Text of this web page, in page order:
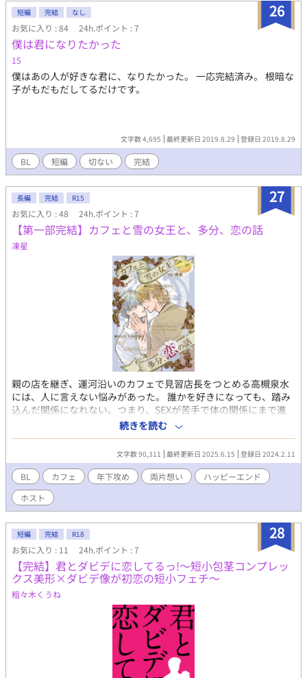
大鷲さんhttps://twitter.com/owsup1 に描いていただきました。
こちらでも公開始めました。
https://kakuyomu.jp/works/16817330667285886701
https://story.nola-novel.com/novel/N-74ae54ad-34d6-4e7c-
873c-db2e91ce40f0
26
短編 完結 なし
お気に入り : 84 24h.ポイント : 7
僕は君になりたかった
15
僕はあの人が好きな君に、なりたかった。 一応完結済み。 根暗な
子がもだもだしてるだけです。
文字数 4,695 最終更新日 2019.8.29 登録日 2019.8.29
BL 短編 切ない 完結
27
長編 完結 R15
お気に入り : 48 24h.ポイント : 7
【第一部完結】カフェと雪の女王と、多分、恋の話
凍星
親の店を継ぎ、運河沿いのカフェで見習店長をつとめる高槻泉水
には、人に言えない悩みがあった。 誰かを好きになっても、踏み
込んだ関係になれない。つまり、SEXが苦手で体の関係にまで進
めないこと。 それは過去の手酷い失恋によるものなのだが、それ
をどうしたら解消できるのか分からなくて…… 呪いのような心の
傷と、二人の男性との出会い。自分を変えたい泉水の葛藤と、彼
を好きになった年下ホスト蓮のもだもだした両片想いの物語。BL
です。 「*」マーク付きの話は、性的描写ありです。閲覧にご注意
ください。
続きを読む
文字数 90,311 最終更新日 2025.6.15 登録日 2024.2.11
BL カフェ 年下攻め 両片想い
ハッピーエンド
ホスト
28
短編 完結 R18
お気に入り : 11 24h.ポイント : 7
【完結】君とダビデに恋してるっ!〜短小包茎コンプレッ
クス美形×ダビデ像が初恋の短小フェチ〜
粗々木くうね